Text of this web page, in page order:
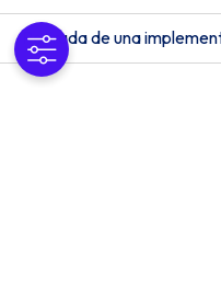
Retirada de una